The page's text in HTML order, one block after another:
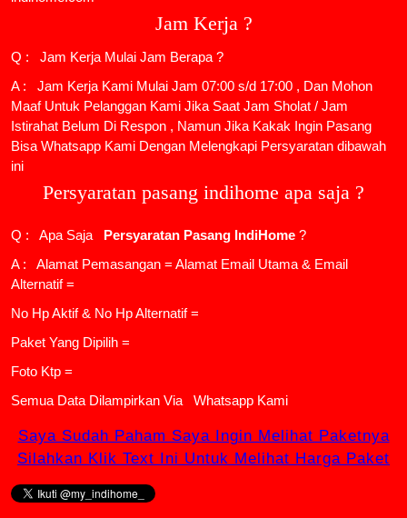
Jam Kerja ?
Q : Jam Kerja Mulai Jam Berapa ?
A : Jam Kerja Kami Mulai Jam 07:00 s/d 17:00 , Dan Mohon
Maaf Untuk Pelanggan Kami Jika Saat Jam Sholat / Jam
Istirahat Belum Di Respon , Namun Jika Kakak Ingin Pasang
Bisa Whatsapp Kami Dengan Melengkapi Persyaratan dibawah
ini
Persyaratan pasang indihome apa saja ?
Q : Apa Saja Persyaratan Pasang IndiHome ?
A : Alamat Pemasangan = Alamat Email Utama & Email
Alternatif =
No Hp Aktif & No Hp Alternatif =
Paket Yang Dipilih =
Foto Ktp =
Semua Data Dilampirkan Via
Whatsapp Kami
Saya Sudah Paham Saya Ingin Melihat Paketnya
Silahkan Klik Text Ini Untuk Melihat Harga Paket